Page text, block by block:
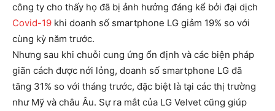
công ty cho thấy họ đã bị ảnh hưởng đáng kể bởi đại dịch
Covid-19 khi doanh số smartphone LG giảm 19% so với
cùng kỳ năm trước.
Nhưng sau khi chuỗi cung ứng ổn định và các biện pháp
giãn cách được nới lỏng, doanh số smartphone LG đã
tăng 31% so với tháng trước, đặc biệt là tại các thị trường
như Mỹ và châu Âu. Sự ra mắt của LG Velvet cũng giúp